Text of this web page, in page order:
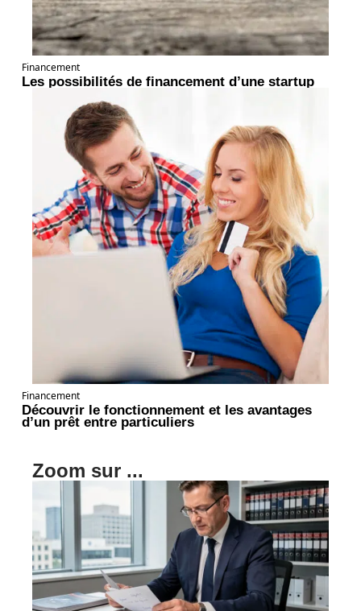
Financement
Les possibilités de financement d’une startup
Financement
Découvrir le fonctionnement et les avantages
d’un prêt entre particuliers
Zoom sur ...